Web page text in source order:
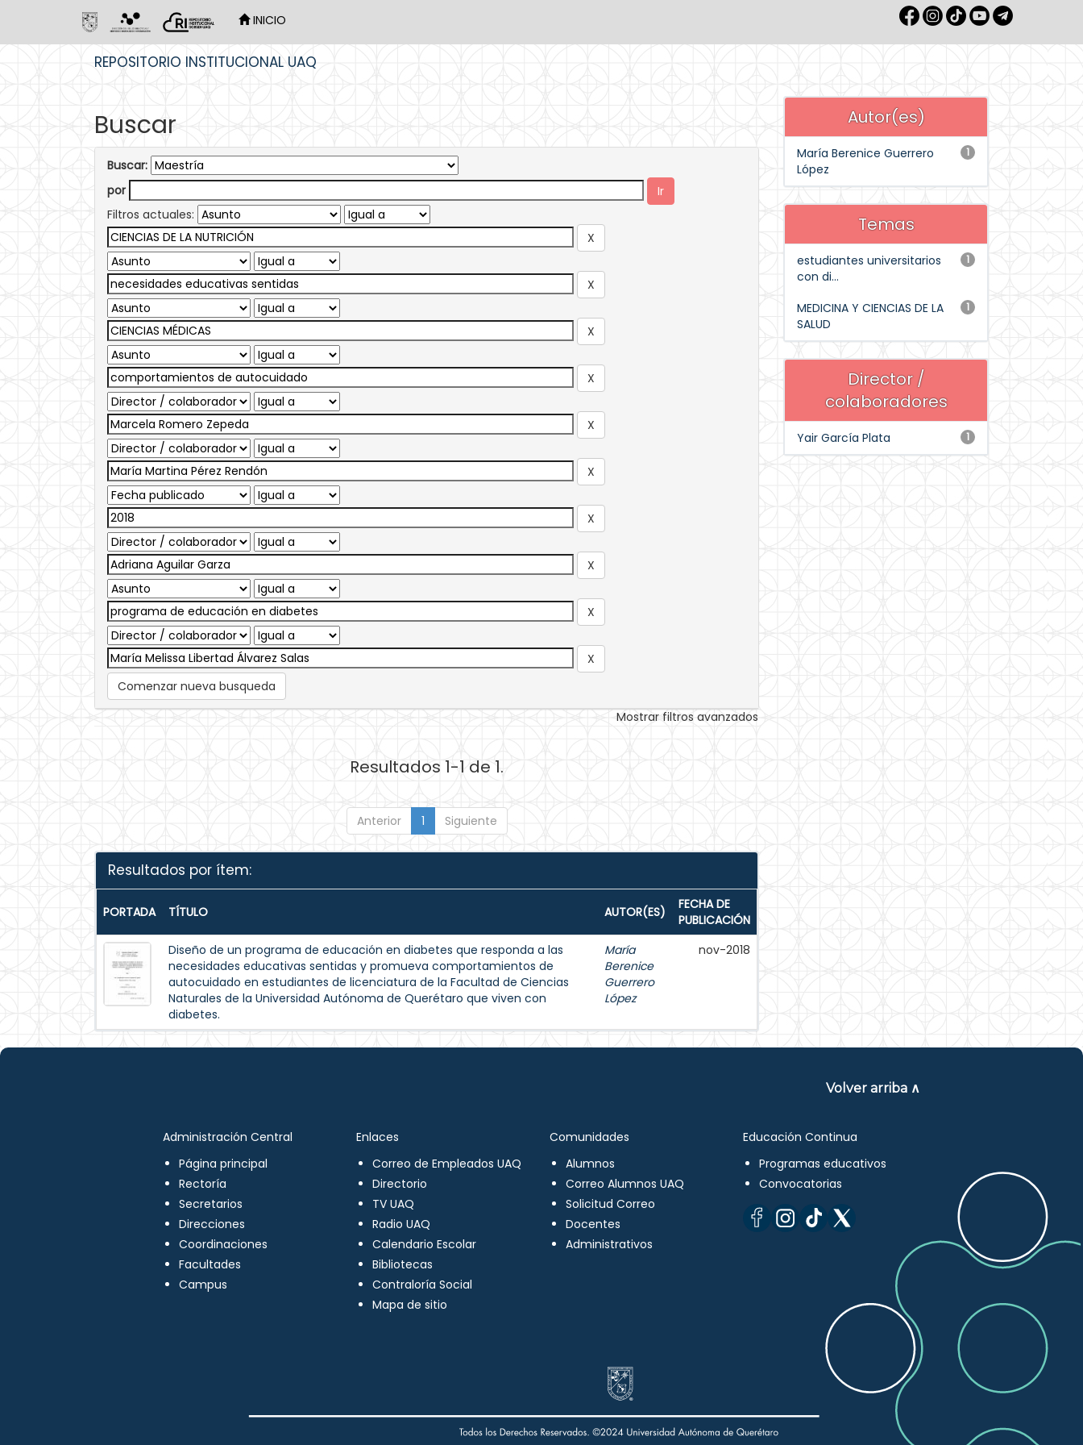
INICIO
REPOSITORIO INSTITUCIONAL UAQ
Buscar
Buscar:
por
Filtros actuales:
Comenzar nueva busqueda
Mostrar filtros avanzados
Resultados 1-1 de 1.
Anterior 1 Siguiente
Resultados por ítem:
PORTADA TÍTULO AUTOR(ES)
FECHA DE
PUBLICACIÓN
Diseño de un programa de educación en diabetes que responda a las
necesidades educativas sentidas y promueva comportamientos de
autocuidado en estudiantes de licenciatura de la Facultad de Ciencias
Naturales de la Universidad Autónoma de Querétaro que viven con
diabetes.
María
Berenice
Guerrero
López
nov-2018
Autor(es)
1
María Berenice Guerrero
López
Temas
1
estudiantes universitarios
con di...
1
MEDICINA Y CIENCIAS DE LA
SALUD
Director /
colaboradores
1
Yair García Plata
Volver arriba ∧
Administración Central
Página principal
Rectoría
Secretarios
Direcciones
Coordinaciones
Facultades
Campus
Enlaces
Correo de Empleados UAQ
Directorio
TV UAQ
Radio UAQ
Calendario Escolar
Bibliotecas
Contraloría Social
Mapa de sitio
Comunidades
Alumnos
Correo Alumnos UAQ
Solicitud Correo
Docentes
Administrativos
Educación Continua
Programas educativos
Convocatorias